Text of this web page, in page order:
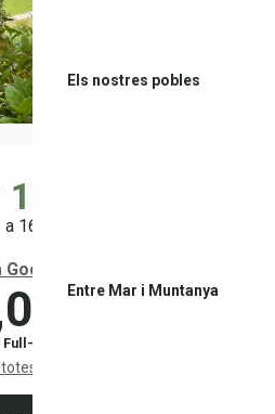
Els nostres pobles
Entre Mar i Muntanya
13
a 16:30
Calendar
€
Full-fare
les tarifes